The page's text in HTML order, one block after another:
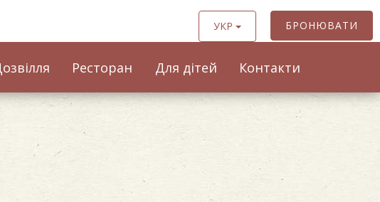
БРОНЮВАТИ
УКР
Ресторан Для дітей Контакти